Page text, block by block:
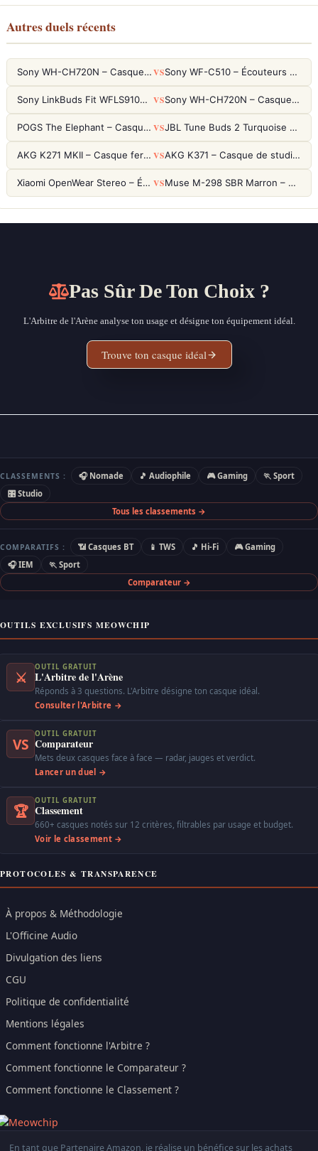
Autres duels récents
Sony WH-CH720N – Casque ANC 35h, Ultra-léger (192g) avec Processeur V1 VS Sony WF-C510 – Écouteurs True Wireless compacts, autonomie 22h et multipoint
Sony LinkBuds Fit WFLS910NW Blanc – Écouteurs Sport Ailes ANC VS Sony WH-CH720N – Casque ANC 35h, Ultra-léger (192g) avec Processeur V1
POGS The Elephant – Casque Filaire Enfants 85dB POGS-Safe™ (Éco-Responsable) VS JBL Tune Buds 2 Turquoise – Écouteurs True Wireless avec ANC et autonomie 48h
AKG K271 MKII – Casque fermé studio fiable pour une écoute neutre VS AKG K371 – Casque de studio fermé 50mm titane, réponse 5Hz-50kHz
Xiaomi OpenWear Stereo – Écouteurs Open-Ear Hi-Res avec réduction de fuite sonore VS Muse M-298 SBR Marron – Casque Bluetooth ANC avec 66h d'autonomie
Pas Sûr De Ton Choix ?
L'Arbitre de l'Arène analyse ton usage et désigne ton équipement idéal.
Trouve ton casque idéal
CLASSEMENTS : 🎧 Nomade 🎵 Audiophile 🎮 Gaming
🏃 Sport
🎛 Studio
Tous les classements →
COMPARATIFS : 📶 Casques BT 📱 TWS 🎵 Hi-Fi
🎮 Gaming
🎧 IEM
🏃 Sport
Comparateur →
OUTILS EXCLUSIFS MEOWCHIP
⚔
OUTIL GRATUIT
L'Arbitre de l'Arène
Réponds à 3 questions. L'Arbitre désigne ton casque idéal.
Consulter l'Arbitre →
VS
OUTIL GRATUIT
Comparateur
Mets deux casques face à face — radar, jauges et verdict.
Lancer un duel →
🏆
OUTIL GRATUIT
Classement
660+ casques notés sur 12 critères, filtrables par usage et budget.
Voir le classement →
PROTOCOLES & TRANSPARENCE
À propos & Méthodologie
L'Officine Audio
Divulgation des liens
CGU
Politique de confidentialité
Mentions légales
Comment fonctionne l'Arbitre ?
Comment fonctionne le Comparateur ?
Comment fonctionne le Classement ?
En tant que Partenaire Amazon, je réalise un bénéfice sur les achats